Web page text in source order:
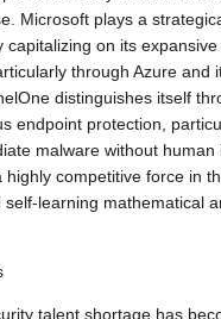
Microsoft plays a
capitalizing on its
through Azure and
distinguishes itself
endpoint protection,
malware without human
highly competitive force in
self-learning mathematical
talent shortage has